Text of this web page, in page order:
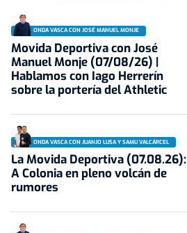
ONDA VASCA CON JOSÉ MANUEL MONJE
Movida Deportiva con José
Manuel Monje (07/08/26) |
Hablamos con Iago Herrerín
sobre la portería del Athletic
ONDA VASCA CON JUANJO LUSA Y SAMU VALCÁRCEL
La Movida Deportiva (07.08.26):
A Colonia en pleno volcán de
rumores